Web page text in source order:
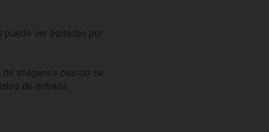
puede ser editadas por
de imágenes cuando se
de entrada